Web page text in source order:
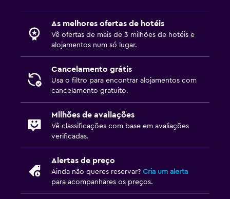
As melhores ofertas de hotéis
Vê ofertas de mais de 3 milhões de hotéis e
alojamentos num só lugar.
Cancelamento grátis
Usa o filtro para encontrar alojamentos com
cancelamento gratuito.
Milhões de avaliações
Vê classificações com base em avaliações
verificadas.
Alertas de preço
Ainda não queres reservar? Cria um alerta
para acompanhares os preços.